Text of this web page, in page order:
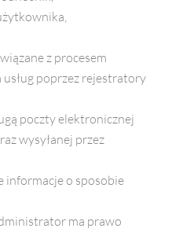
z procesem
poprzez rejestratory
poczty elektronicznej
wysyłanej przez
informacje o sposobie
ma prawo